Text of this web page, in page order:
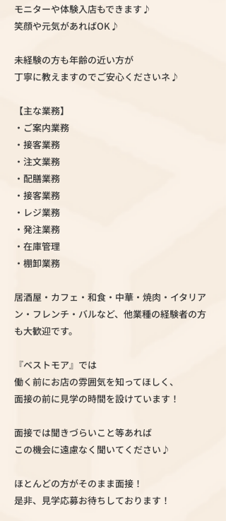
モニターや体験入店もできます♪
笑顔や元気があればOK♪
未経験の方も年齢の近い方が
丁寧に教えますのでご安心くださいネ♪
【主な業務】
・ご案内業務
・接客業務
・注文業務
・配膳業務
・接客業務
・レジ業務
・発注業務
・在庫管理
・棚卸業務
居酒屋・カフェ・和食・中華・焼肉・イタリア
ン・フレンチ・バルなど、他業種の経験者の方
も大歓迎です。
『ベストモア』では
働く前にお店の雰囲気を知ってほしく、
面接の前に見学の時間を設けています！
面接では聞きづらいこと等あれば
この機会に遠慮なく聞いてください♪
ほとんどの方がそのまま面接！
是非、見学応募お待ちしております！